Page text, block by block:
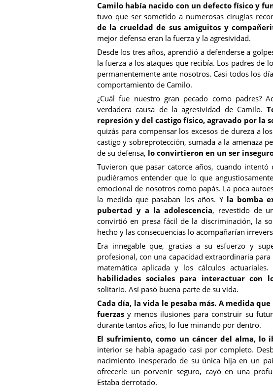
Camilo había nacido con un defecto físico y
tuvo que ser sometido a numerosas cirugías
de la crueldad de sus amiguitos y
mejor defensa eran la fuerza y la agresividad.
Desde los tres años, aprendió a defenderse a
la fuerza a los ataques que recibía. Los padres de
permanentemente ante nosotros. Casi todos los
comportamiento de Camilo.
¿Cuál fue nuestro gran pecado como padres?
verdadera causa de la agresividad de Camilo.
represión y del castigo físico, agravado por la
quizás para compensar los excesos de dureza a
castigo y sobreprotección, sumada a la amenaza
de su defensa, lo convirtieron en un ser
Tuvieron que pasar catorce años, cuando
pudiéramos entender que lo que
emocional de nosotros como papás. La poca
la medida que pasaban los años. Y la bomba
pubertad y a la adolescencia, revestido de
convirtió en presa fácil de la discriminación, la
hecho y las consecuencias lo acompañarían
Era innegable que, gracias a su esfuerzo y
profesional, con una capacidad extraordinaria
matemática aplicada y los cálculos
habilidades sociales para interactuar con
solitario. Así pasó buena parte de su vida.
Cada día, la vida le pesaba más. A medida
fuerzasy menos ilusiones para construir su
durante tantos años, lo fue minando por dentro.
El sufrimiento, como un cáncer del alma, lo
interior se había apagado casi por completo.
nacimiento inesperado de su única hija en un
ofrecerle un porvenir seguro, cayó en una
Estaba derrotado.